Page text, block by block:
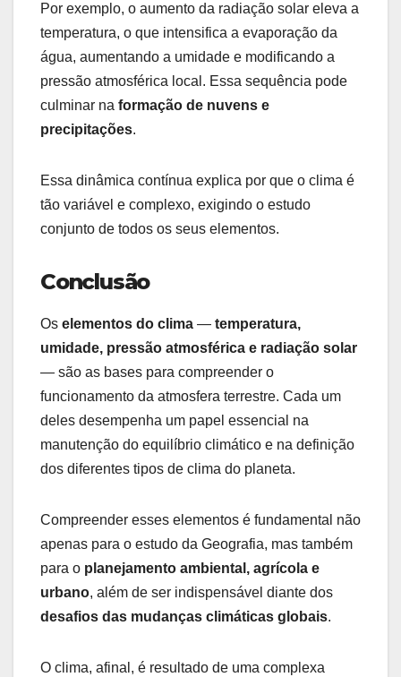
Por exemplo, o aumento da radiação solar eleva a
temperatura, o que intensifica a evaporação da
água, aumentando a umidade e modificando a
pressão atmosférica local. Essa sequência pode
culminar na formação de nuvens e
precipitações.
Essa dinâmica contínua explica por que o clima é
tão variável e complexo, exigindo o estudo
conjunto de todos os seus elementos.
Conclusão
Os elementos do clima — temperatura,
umidade, pressão atmosférica e radiação solar
— são as bases para compreender o
funcionamento da atmosfera terrestre. Cada um
deles desempenha um papel essencial na
manutenção do equilíbrio climático e na definição
dos diferentes tipos de clima do planeta.
Compreender esses elementos é fundamental não
apenas para o estudo da Geografia, mas também
para o planejamento ambiental, agrícola e
urbano, além de ser indispensável diante dos
desafios das mudanças climáticas globais.
O clima, afinal, é resultado de uma complexa